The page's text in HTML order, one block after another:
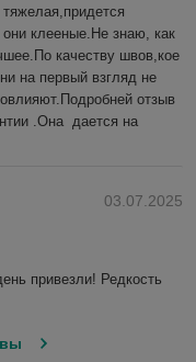
клееные.Не знаю, как
качеству швов,кое
на первый взгляд не
отзыв
.Она  дается на
03.07.2025
привезли! Редкость